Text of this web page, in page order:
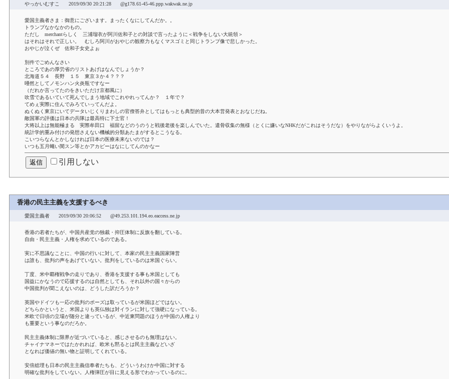
やっかいむすこ 2019/09/30 20:21:28 @g178.61-45-46.ppp.wakwak.ne.jp
愛国主義者さま：御意にございます。まったくなにしてんだか。。
トランプなかなかのもの。
ただし merchantらしく 三浦瑠衣が阿川佐和子との対談で言ったように＜戦争をしない大統領＞
はそれはそれで正しい。 むしろ阿川がおやじの観察力もなくマスゴミと同じトランプ像で悲しかった。
おやじが泣くぜ 佐和子女史よぉ
別件でごめんなさい
ところであの厚労省のリストあげはなんでしょうか？
北海道５４ 長野 １５ 東京３か４？？？
唖然としてノモンハン火炎瓶ですなー
（だれか言ってたのをきいただけ京都風に）
吹雪であるいていて死んでしまう地域でこれやれってんか？ １年で？
てめぇ実際に住んでみろていってんだよ。
ぬくぬく東京にいてデータいじくりまわしの官僚答弁としてはもっとも典型的昔の大本営発表とおなじだね。
敵国軍の評価は日本の兵隊は最高特に下士官！
大将以上は無能極まる 実際牟田口 福留などのうのうと戦後老後を楽しんでいた。遺骨収集の無様（とくに嫌いなNHKだがこれはそうだな）をやりながらよくいうよ。
統計学的重み付けの発想さえない機械的分類あたまがするとこうなる。
こいつらなんとかしなければ日本の医療未来ないのでは？
いつも五月蠅い閔スン等とかアカピーはなにしてんのかなー
引用しない
香港の民主主義を支援するべき
愛国主義者 2019/09/30 20:06:52 @49.253.101.194.eo.eaccess.ne.jp
香港の若者たちが、中国共産党の独裁・抑圧体制に反旗を翻している。
自由・民主主義・人権を求めているのである。
実に不思議なことに、中国の行いに対して、本家の民主主義国家陣営
は誰も、批判の声をあげていない。批判をしているのは米国ぐらい。
丁度、米中覇権戦争の走りであり、香港を支援する事も米国としても
国益にかなうので応援するのは自然としても、それ以外の国々からの
中国批判が聞こえないのは、どうした訳だろうか？
英国やドイツも一応の批判のポーズは取っているが米国ほどではない。
どちらかというと、米国よりも英仏独は対イランに対して強硬になっている。
米欧で日頃の立場が随分と違っているが、中近東問題のほうが中国の人権より
も重要という事なのだろか。
民主主義体制に限界が近づいていると、感じさせるのも無理はない。
チャイナマネーではたかれれば、欧米も黙るとは民主主義などいざ
となれば価値の無い物と証明してくれている。
安倍総理も日本の民主主義信奉者たちも、どういうわけか中国に対する
明確な批判をしていない。人権弾圧が目に見える形でわかっているのに。